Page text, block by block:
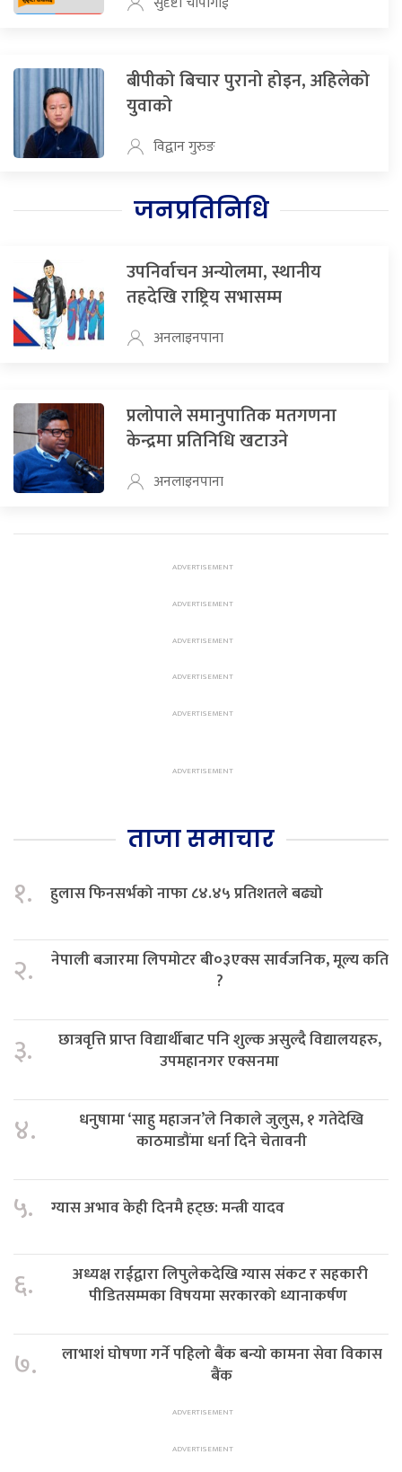
बीपीको बिचार पुरानो होइन, अहिलेको
युवाको
विद्वान गुरुङ
जनप्रतिनिधि
उपनिर्वाचन अन्योलमा, स्थानीय
तहदेखि राष्ट्रिय सभासम्म
अनलाइनपाना
प्रलोपाले समानुपातिक मतगणना
केन्द्रमा प्रतिनिधि खटाउने
अनलाइनपाना
ताजा समाचार
१. हुलास फिनसर्भको नाफा ८४.४५ प्रतिशतले बढ्यो
२.
नेपाली बजारमा लिपमोटर बी०३एक्स सार्वजनिक, मूल्य कति
?
३.
छात्रवृत्ति प्राप्त विद्यार्थीबाट पनि शुल्क असुल्दै विद्यालयहरु,
उपमहानगर एक्सनमा
४.
धनुषामा ‘साहु महाजन’ले निकाले जुलुस, १ गतेदेखि
काठमाडौंमा धर्ना दिने चेतावनी
५. ग्यास अभाव केही दिनमै हट्छ: मन्त्री यादव
६.
अध्यक्ष राईद्वारा लिपुलेकदेखि ग्यास संकट र सहकारी
पीडितसम्मका विषयमा सरकारको ध्यानाकर्षण
७.
लाभाशं घोषणा गर्ने पहिलो बैंक बन्यो कामना सेवा विकास
बैंक